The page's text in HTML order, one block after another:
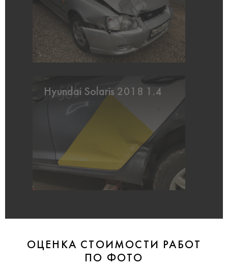
Hyundai Solaris 2018 1.4
ОЦЕНКА СТОИМОСТИ РАБОТ
ПО ФОТО